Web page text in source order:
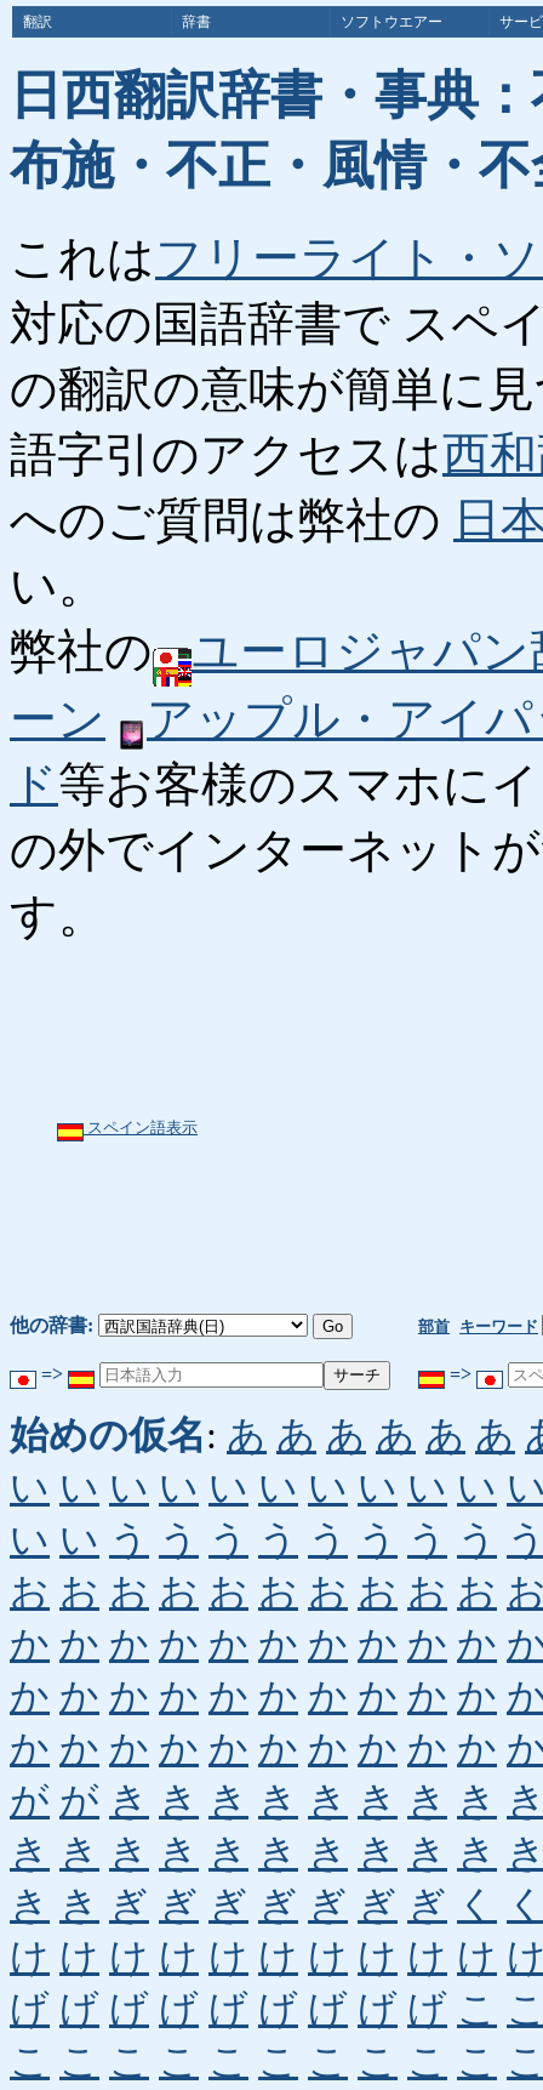
翻訳 辞書 ソフトウエアー サー
日西翻訳辞書・事典
布施・不正・風情・
これはフリーライト・
対応の国語辞書で スペ
の翻訳の意味が簡単に
語字引のアクセスは西
へのご質問は弊社の 日
い。
弊社の
ユーロジャパン
ーン
アップル・アイ
ド等お客様のスマホに
の外でインターネット
す。
スペイン語表示
他の辞書: 部首 キーワード
=> =>
始めの仮名: あ あ あ あ あ あ
い い い い い い い い い い
い い う う う う う う う う
お お お お お お お お お お
か か か か か か か か か か
か か か か か か か か か か
か か か か か か か か か か
が が き き き き き き き き
き き き き き き き き き き
き き ぎ ぎ ぎ ぎ ぎ ぎ ぎ く
け け け け け け け け け け
げ げ げ げ げ げ げ げ げ こ
こ こ こ こ こ こ こ こ こ こ